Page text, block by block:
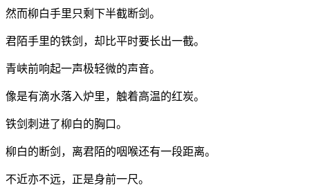
然而柳白手里只剩下半截断剑。
君陌手里的铁剑，却比平时要长出一截。
青峡前响起一声极轻微的声音。
像是有滴水落入炉里，触着高温的红炭。
铁剑刺进了柳白的胸口。
柳白的断剑，离君陌的咽喉还有一段距离。
不近亦不远，正是身前一尺。